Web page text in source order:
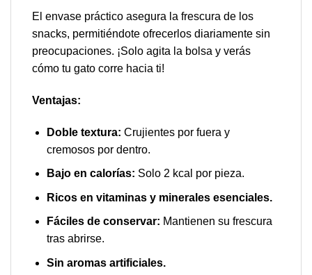
El envase práctico asegura la frescura de los
snacks, permitiéndote ofrecerlos diariamente sin
preocupaciones. ¡Solo agita la bolsa y verás
cómo tu gato corre hacia ti!
Ventajas:
Doble textura: Crujientes por fuera y
cremosos por dentro.
Bajo en calorías: Solo 2 kcal por pieza.
Ricos en vitaminas y minerales esenciales.
Fáciles de conservar: Mantienen su frescura
tras abrirse.
Sin aromas artificiales.